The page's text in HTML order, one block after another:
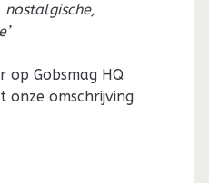
nostalgische,
op Gobsmag HQ
onze omschrijving